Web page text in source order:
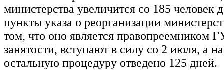
министерства увеличится со 185 человек
пункты указа о реорганизации
том, что оно является правопреемником
занятости, вступают в силу со 2 июля, а
остальную процедуру отведено 125 дней.